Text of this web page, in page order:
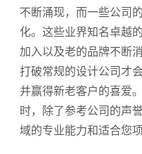
不断涌现，而一些公司
化。这些业界知名卓越
加入以及老的品牌不断
打破常规的设计公司才
并赢得新老客户的喜爱
时，除了参考公司的声
域的专业能力和适合您